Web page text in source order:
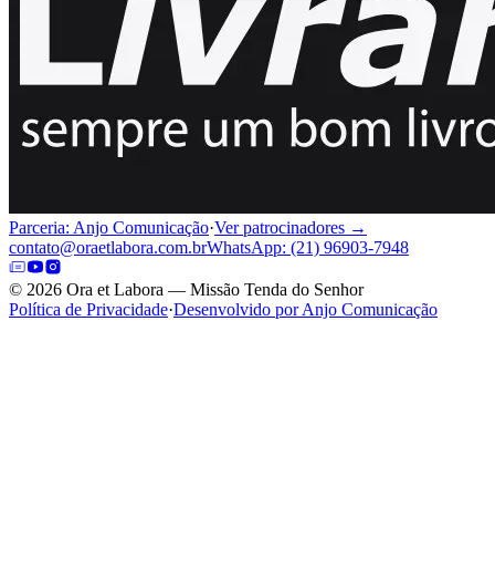
Parceria: Anjo Comunicação·Ver patrocinadores →
contato@oraetlabora.com.brWhatsApp: (21) 96903-7948
© 2026 Ora et Labora — Missão Tenda do Senhor
Política de Privacidade·Desenvolvido por Anjo Comunicação